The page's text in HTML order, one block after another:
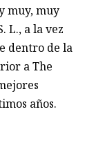
muy, muy
L., a la vez
dentro de la
a The
años.